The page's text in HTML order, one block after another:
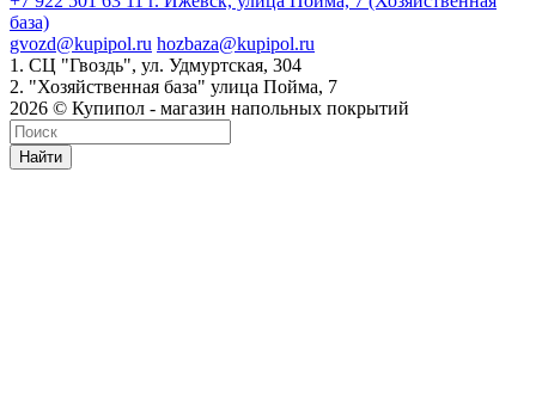
база)
gvozd@kupipol.ru hozbaza@kupipol.ru
1. СЦ "Гвоздь", ул. Удмуртская, 304
2. "Хозяйственная база" улица Пойма, 7
2026 © Купипол - магазин напольных покрытий
Найти